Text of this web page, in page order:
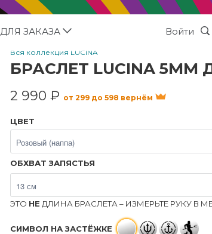
Войти
ДЛЯ ЗАКАЗА
Вся коллекция LUCINA
БРАСЛЕТ LUCINA
2 990 ₽ от 299 до 598 вернём
ЦВЕТ
ОБХВАТ ЗАПЯСТЬЯ
ЭТО НЕ ДЛИНА БРАСЛЕТА – ИЗМЕРЬТЕ РУКУ В
СИМВОЛ НА ЗАСТЁЖКЕ